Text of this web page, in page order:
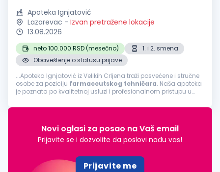
Apoteka Ignjatović
Lazarevac - Izvan pretražene lokacije
13.08.2026
neto 100.000 RSD (mesečno)
1. i 2. smena
Obaveštenje o statusu prijave
...Apoteka Ignjatović iz Velikih Crljena traži posvećene i stručne
osobe za poziciju farmaceutskog tehničara. Naša apoteka
je poznata po kvalitetnoj usluzi i profesionalnom pristupu u
dinamičnom...
Novi oglasi za posao na Vaš email
Prijavite se i dozvolite da poslovi nađu vas!
Prijavite me